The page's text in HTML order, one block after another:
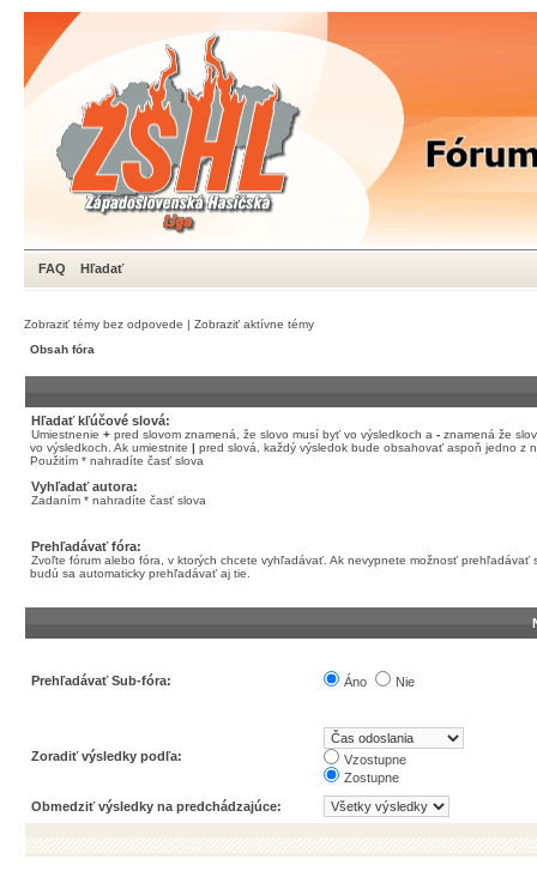
FAQ Hľadať
Zobraziť témy bez odpovede | Zobraziť aktívne témy
Obsah fóra
Hľadať kľúčové slová:
Umiestnenie + pred slovom znamená, že slovo musí byť vo výsledkoch a - znamená že
vo výsledkoch. Ak umiestnite | pred slová, každý výsledok bude obsahovať aspoň jedno z
Použitím * nahradíte časť slova
Vyhľadať autora:
Zadaním * nahradíte časť slova
Prehľadávať fóra:
Zvoľte fórum alebo fóra, v ktorých chcete vyhľadávať. Ak nevypnete možnosť prehľadávať
budú sa automaticky prehľadávať aj tie.
Prehľadávať Sub-fóra: Áno Nie
Zoradiť výsledky podľa:
Vzostupne
Zostupne
Obmedziť výsledky na predchádzajúce: